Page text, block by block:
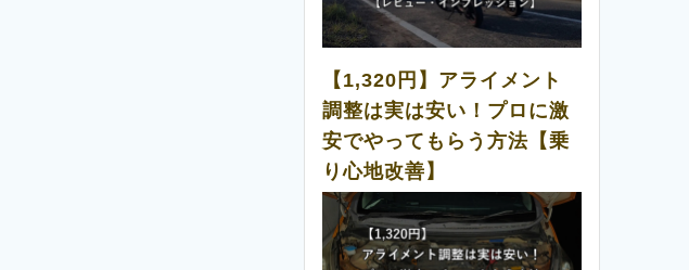
【1,320円】アライメント
調整は実は安い！プロに激
安でやってもらう方法【乗
り心地改善】